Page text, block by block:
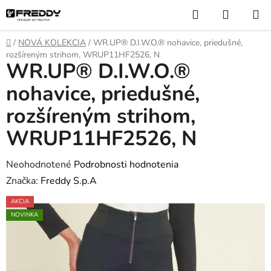
Prejsť
na
obsah
Hľadať
KOŠÍK
Domov
/ NOVÁ KOLEKCIA / WR.UP® D.I.W.O.® nohavice, priedušné,
rozšíreným strihom, WRUP11HF2526, N
WR.UP® D.I.W.O.®
nohavice, priedušné,
rozšíreným strihom,
WRUP11HF2526, N
Priemerné
hodnotenie
produktu
je
Neohodnotené Podrobnosti hodnotenia
Značka: Freddy S.p.A
AKCIA
NOVINKA